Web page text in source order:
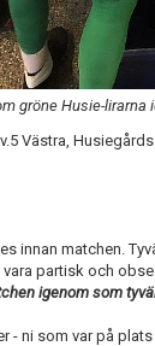
gröne Husie-lirarna
Västra,
innan matchen.
partisk och
igenom som
- ni som var på